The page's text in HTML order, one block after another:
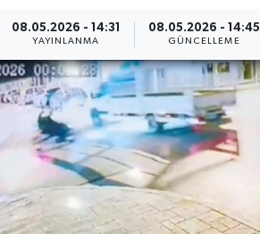
08.05.2026 - 14:31
YAYINLANMA
08.05.2026 - 14:45
GÜNCELLEME
ÇEVRE
Dış Haberler
Dünya
EĞİTİM